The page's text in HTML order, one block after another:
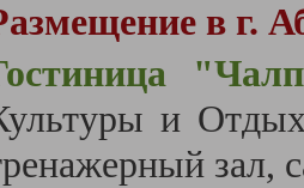
в г.
и
зал,